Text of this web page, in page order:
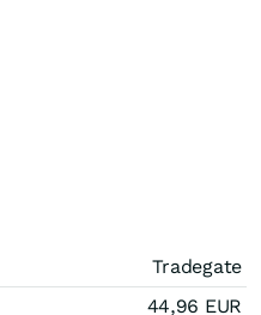
Tradegate
44,96 EUR